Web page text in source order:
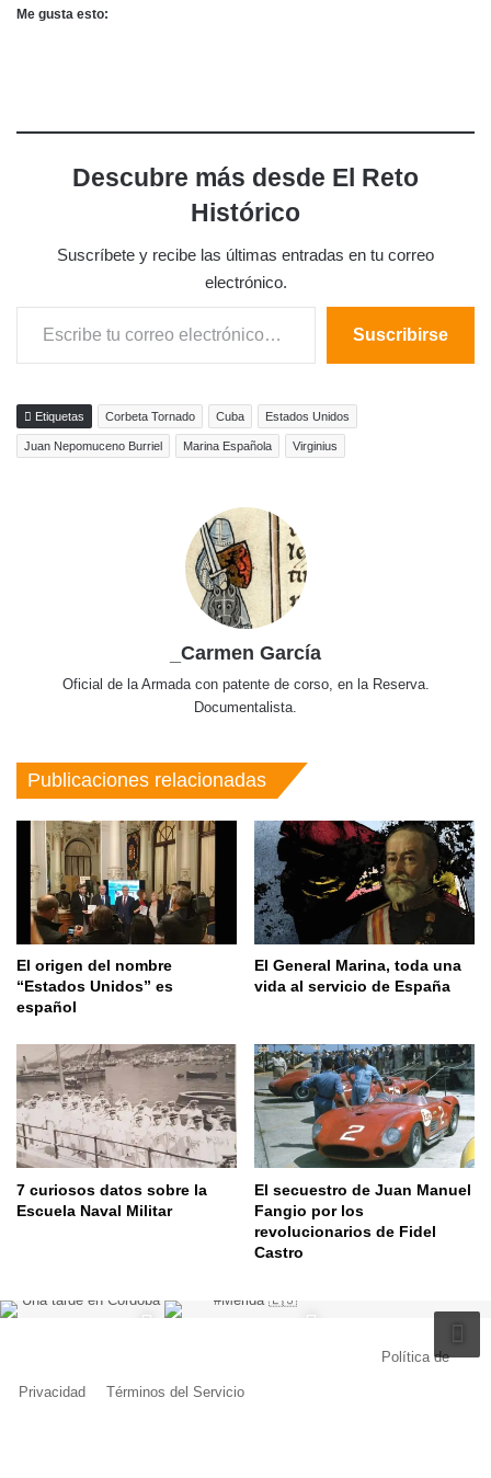
Me gusta esto:
Descubre más desde El Reto
Histórico
Suscríbete y recibe las últimas entradas en tu correo
electrónico.
Escribe tu correo electrónico…
Suscribirse
Etiquetas Corbeta Tornado Cuba Estados Unidos
Juan Nepomuceno Burriel Marina Española Virginius
_Carmen García
Oficial de la Armada con patente de corso, en la Reserva.
Documentalista.
Publicaciones relacionadas
El origen del nombre
“Estados Unidos” es
español
El General Marina, toda una
vida al servicio de España
7 curiosos datos sobre la
Escuela Naval Militar
El secuestro de Juan Manuel
Fangio por los
revolucionarios de Fidel
Castro
Política de
Privacidad Términos del Servicio